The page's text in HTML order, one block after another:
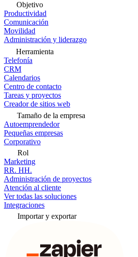
Objetivo
Productividad
Comunicación
Movilidad
Administración y liderazgo
Herramienta
Telefonía
CRM
Calendarios
Centro de contacto
Tareas y proyectos
Creador de sitios web
Tamaño de la empresa
Autoemprendedor
Pequeñas empresas
Corporativo
Rol
Marketing
RR. HH.
Administración de proyectos
Atención al cliente
Ver todas las soluciones
Integraciones
Importar y exportar